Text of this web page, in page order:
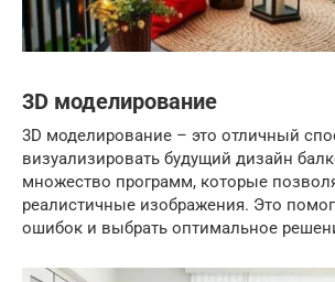
3D моделирование
3D моделирование – это отличный
визуализировать будущий дизайн
множество программ, которые
реалистичные изображения. Это
ошибок и выбрать оптимальное